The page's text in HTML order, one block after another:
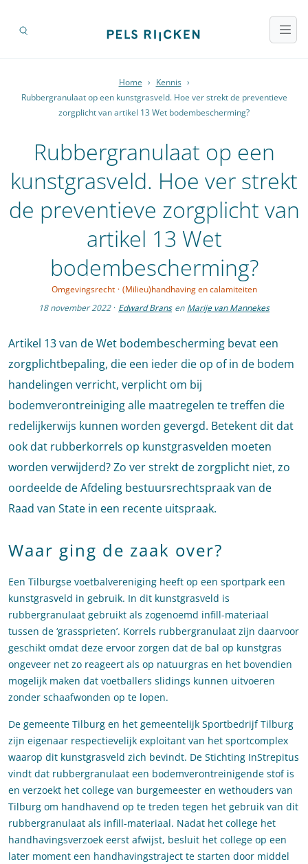
Home › Kennis ›
Rubbergranulaat op een kunstgrasveld. Hoe ver strekt de preventieve
zorgplicht van artikel 13 Wet bodembescherming?
Rubbergranulaat op een
kunstgrasveld. Hoe ver strekt
de preventieve zorgplicht van
artikel 13 Wet
bodembescherming?
Omgevingsrecht · (Milieu)handhaving en calamiteiten
18 november 2022 · Edward Brans en Marije van Mannekes
Artikel 13 van de Wet bodembescherming bevat een
zorgplichtbepaling, die een ieder die op of in de bodem
handelingen verricht, verplicht om bij
bodemverontreiniging alle maatregelen te treffen die
redelijkerwijs kunnen worden gevergd. Betekent dit dat
ook dat rubberkorrels op kunstgrasvelden moeten
worden verwijderd? Zo ver strekt de zorgplicht niet, zo
oordeelde de Afdeling bestuursrechtspraak van de
Raad van State in een recente uitspraak.
Waar ging de zaak over?
Een Tilburgse voetbalvereniging heeft op een sportpark een
kunstgrasveld in gebruik. In dit kunstgrasveld is
rubbergranulaat gebruikt als zogenoemd infill-materiaal
tussen de ‘grassprieten’. Korrels rubbergranulaat zijn daarvoor
geschikt omdat deze ervoor zorgen dat de bal op kunstgras
ongeveer net zo reageert als op natuurgras en het bovendien
mogelijk maken dat voetballers slidings kunnen uitvoeren
zonder schaafwonden op te lopen.
De gemeente Tilburg en het gemeentelijk Sportbedrijf Tilburg
zijn eigenaar respectievelijk exploitant van het sportcomplex
waarop dit kunstgrasveld zich bevindt. De Stichting InStrepitus
vindt dat rubbergranulaat een bodemverontreinigende stof is
en verzoekt het college van burgemeester en wethouders van
Tilburg om handhavend op te treden tegen het gebruik van dit
rubbergranulaat als infill-materiaal. Nadat het college het
handhavingsverzoek eerst afwijst, besluit het college op een
later moment een handhavingstraject te starten door middel